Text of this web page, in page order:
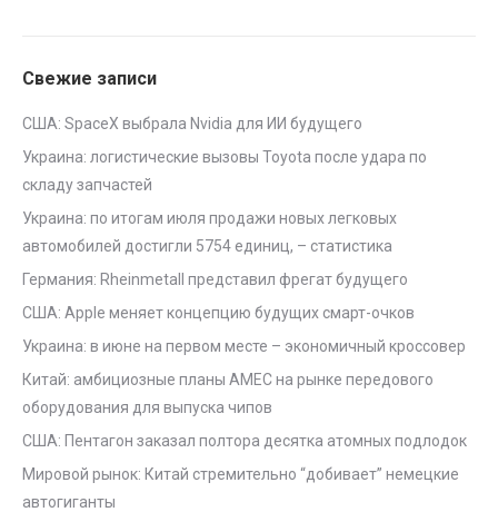
Свежие записи
США: SpaceX выбрала Nvidia для ИИ будущего
Украина: логистические вызовы Toyota после удара по
складу запчастей
Украина: по итогам июля продажи новых легковых
автомобилей достигли 5754 единиц, – статистика
Германия: Rheinmetall представил фрегат будущего
США: Apple меняет концепцию будущих смарт-очков
Украина: в июне на первом месте – экономичный кроссовер
Китай: амбициозные планы AMEC на рынке передового
оборудования для выпуска чипов
США: Пентагон заказал полтора десятка атомных подлодок
Мировой рынок: Китай стремительно “добивает” немецкие
автогиганты